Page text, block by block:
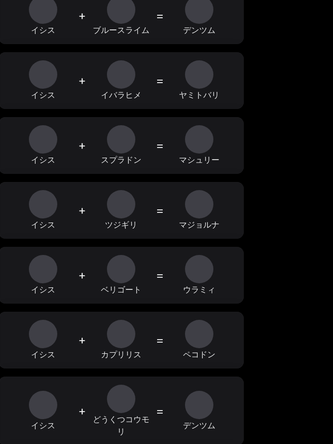
イシス
+
ブルースライム
=
デンツム
イシス
+
イバラヒメ
=
ヤミトバリ
イシス
+
スプラドン
=
マシュリー
イシス
+
ツジギリ
=
マジョルナ
イシス
+
ベリゴート
=
ウラミィ
イシス
+
カプリリス
=
ペコドン
イシス
+
どうくつコウモ
リ
=
デンツム